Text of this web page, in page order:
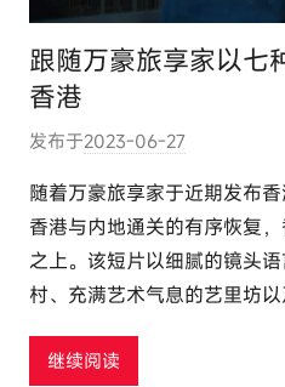
跟随万豪旅享家以七
香港
发布于2023-06-27
:
e
l
u
随着万豪旅享家于近期发布
香港与内地通关的有序恢复
之上。该短片以细腻的镜头
村、充满艺术气息的艺里坊
继续阅读